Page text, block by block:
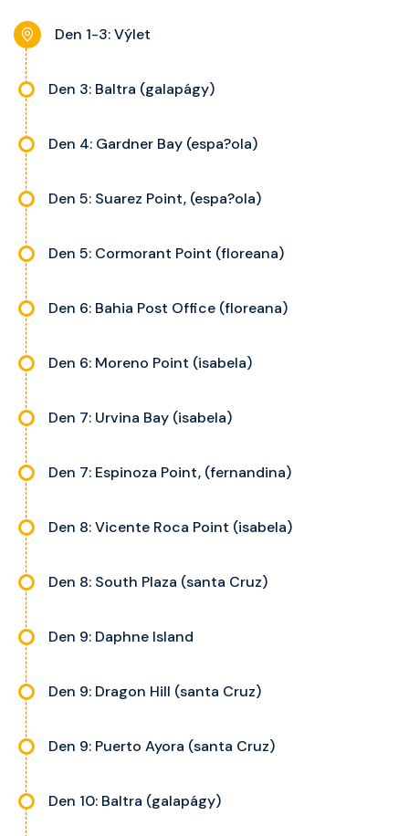
noční stolky, trezor a balkon s
výhledem, velikost kajuty a balkonu
Den 1-3: Výlet
Den 3: Baltra (galapágy)
Den 4: Gardner Bay (espa?ola)
Den 5: Suarez Point, (espa?ola)
Den 5: Cormorant Point (floreana)
Den 6: Bahia Post Office (floreana)
Den 6: Moreno Point (isabela)
Den 7: Urvina Bay (isabela)
Den 7: Espinoza Point, (fernandina)
Den 8: Vicente Roca Point (isabela)
Den 8: South Plaza (santa Cruz)
Den 9: Daphne Island
Den 9: Dragon Hill (santa Cruz)
Den 9: Puerto Ayora (santa Cruz)
Den 10: Baltra (galapágy)